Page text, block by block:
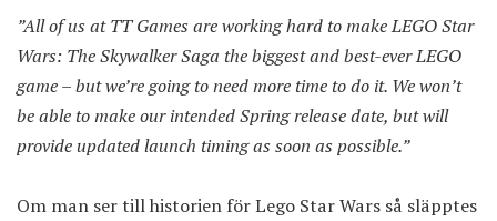
”All of us at TT Games are working hard to make LEGO Star
Wars: The Skywalker Saga the biggest and best-ever LEGO
game – but we’re going to need more time to do it. We won’t
be able to make our intended Spring release date, but will
provide updated launch timing as soon as possible.”
Om man ser till historien för Lego Star Wars så släpptes